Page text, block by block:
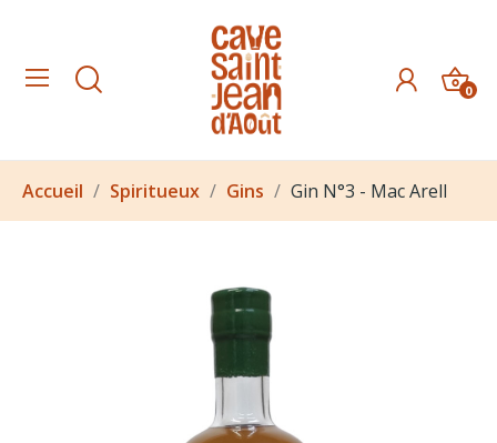
0
Accueil Spiritueux Gins Gin N°3 - Mac Arell